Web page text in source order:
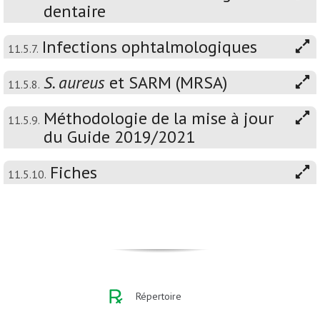
dentaire
11.5.7. Infections ophtalmologiques
11.5.8. S. aureus et SARM (MRSA)
11.5.9. Méthodologie de la mise à jour
du Guide 2019/2021
11.5.10. Fiches
Répertoire